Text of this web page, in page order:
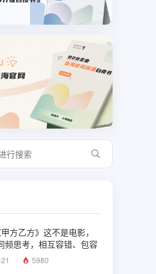
方乙方》这不是电影，
频思考，相互容错、包容
5980